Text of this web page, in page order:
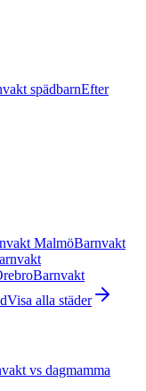
spädbarnEfter
MalmöBarnvakt
Barnvakt
Visa alla städer
vs dagmamma